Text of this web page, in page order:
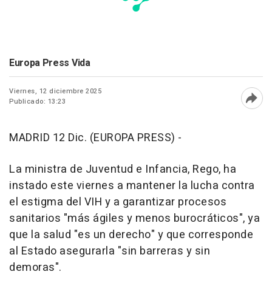
Europa Press Vida
Viernes, 12 diciembre 2025
Publicado: 13:23
MADRID 12 Dic. (EUROPA PRESS) -
La ministra de Juventud e Infancia, Rego, ha
instado este viernes a mantener la lucha contra
el estigma del VIH y a garantizar procesos
sanitarios "más ágiles y menos burocráticos", ya
que la salud "es un derecho" y que corresponde
al Estado asegurarla "sin barreras y sin
demoras".